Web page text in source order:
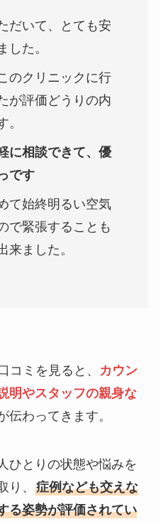
だいて、とても安
した。
のクリニックに行
が評価どうりの内
。
に相談できて、優
です
て始終明るい空気
で緊張することも
来ました。
コミを見ると、
カウン
明やスタッフの親身な
伝わってきます。
ひとりの状態や悩みを
り、
症例なども交えな
る姿勢が評価されてい